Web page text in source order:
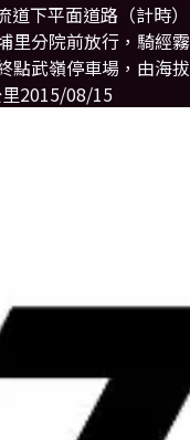
下平面道路（計時）
里分院前放行，騎經霧
點武嶺停車場，由海拔
2015/08/15